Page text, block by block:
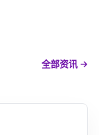
全部资讯 →